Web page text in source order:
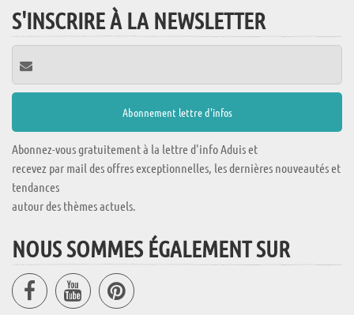
S'INSCRIRE À LA NEWSLETTER
Abonnez-vous gratuitement à la lettre d'info Aduis et
recevez par mail des offres exceptionnelles, les dernières nouveautés et
tendances
autour des thèmes actuels.
NOUS SOMMES ÉGALEMENT SUR